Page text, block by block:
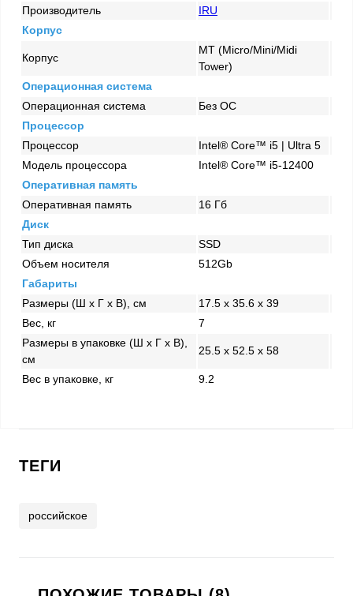
Производитель
IRU
Корпус
Корпус
MT (Micro/Mini/Midi
Tower)
Операционная система
Операционная система
Без ОС
Процессор
Процессор
Intel® Core™ i5 | Ultra 5
Модель процессора
Intel® Core™ i5-12400
Оперативная память
Оперативная память
16 Гб
Диск
Тип диска
SSD
Объем носителя
512Gb
Габариты
Размеры (Ш x Г x В), см
17.5 x 35.6 x 39
Вес, кг
7
Размеры в упаковке (Ш x Г x В),
см
25.5 x 52.5 x 58
Вес в упаковке, кг 9.2
ТЕГИ
российское